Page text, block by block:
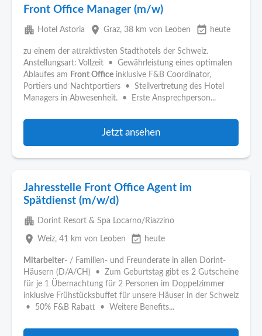
Front Office Manager (m/w)
apartment Hotel Astoria place Graz, 38 km von Leoben event_available heute
zu einem der attraktivsten Stadthotels der Schweiz.
Anstellungsart: Vollzeit • Gewährleistung eines optimalen
Ablaufes am Front Office inklusive F&B Coordinator,
Portiers und Nachtportiers • Stellvertretung des Hotel
Managers in Abwesenheit. • Erste Ansprechperson...
Jetzt ansehen
Jahresstelle Front Office Agent im
Spätdienst (m/w/d)
apartment Dorint Resort & Spa Locarno/Riazzino
place Weiz, 41 km von Leoben event_available heute
Mitarbeiter- / Familien- und Freunderate in allen Dorint-
Häusern (D/A/CH) • Zum Geburtstag gibt es 2 Gutscheine
für je 1 Übernachtung für 2 Personen im Doppelzimmer
inklusive Frühstücksbuffet für unsere Häuser in der Schweiz
• 50% F&B Rabatt • Weitere Benefits...